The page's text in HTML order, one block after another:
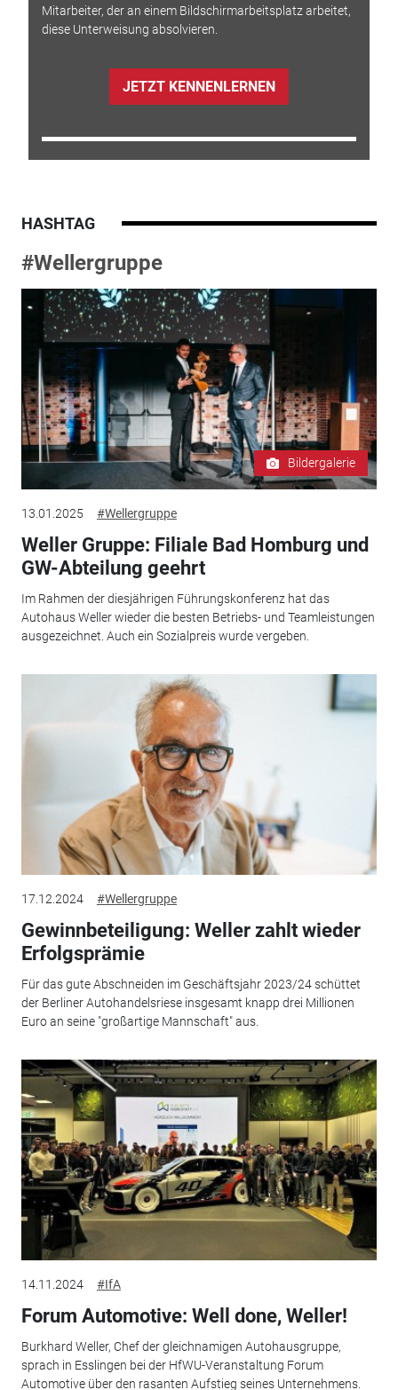
Mitarbeiter, der an einem Bildschirmarbeitsplatz arbeitet,
diese Unterweisung absolvieren.
JETZT KENNENLERNEN
HASHTAG
#Wellergruppe
Bildergalerie
13.01.2025 #Wellergruppe
Weller Gruppe: Filiale Bad Homburg und
GW-Abteilung geehrt
Im Rahmen der diesjährigen Führungskonferenz hat das
Autohaus Weller wieder die besten Betriebs- und Teamleistungen
ausgezeichnet. Auch ein Sozialpreis wurde vergeben.
17.12.2024 #Wellergruppe
Gewinnbeteiligung: Weller zahlt wieder
Erfolgsprämie
Für das gute Abschneiden im Geschäftsjahr 2023/24 schüttet
der Berliner Autohandelsriese insgesamt knapp drei Millionen
Euro an seine "großartige Mannschaft" aus.
14.11.2024 #IfA
Forum Automotive: Well done, Weller!
Burkhard Weller, Chef der gleichnamigen Autohausgruppe,
sprach in Esslingen bei der HfWU-Veranstaltung Forum
Automotive über den rasanten Aufstieg seines Unternehmens.